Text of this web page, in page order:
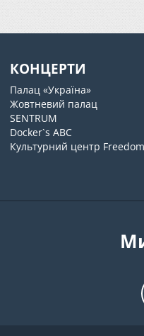
КОНЦЕРТИ
Палац «Україна»
Жовтневий палац
SENTRUM
Docker`s ABC
Культурний центр